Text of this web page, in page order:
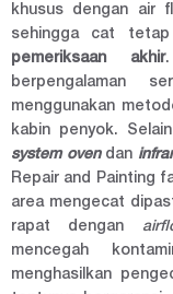
khusus dengan air
sehingga cat tetap
pemeriksaan akhir
berpengalaman
menggunakan
kabin penyok.
system ovendan
Repair and Painting
area mengecat
rapat dengan
mencegah
menghasilkan